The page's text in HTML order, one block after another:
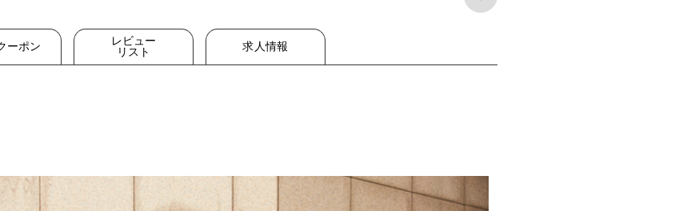
ーポン
レビュー
リスト
求人情報